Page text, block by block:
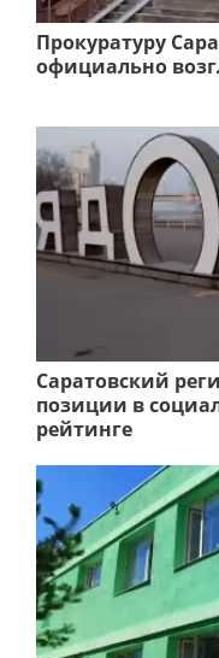
Прокуратуру
официально
Саратовский
позиции в
рейтинге